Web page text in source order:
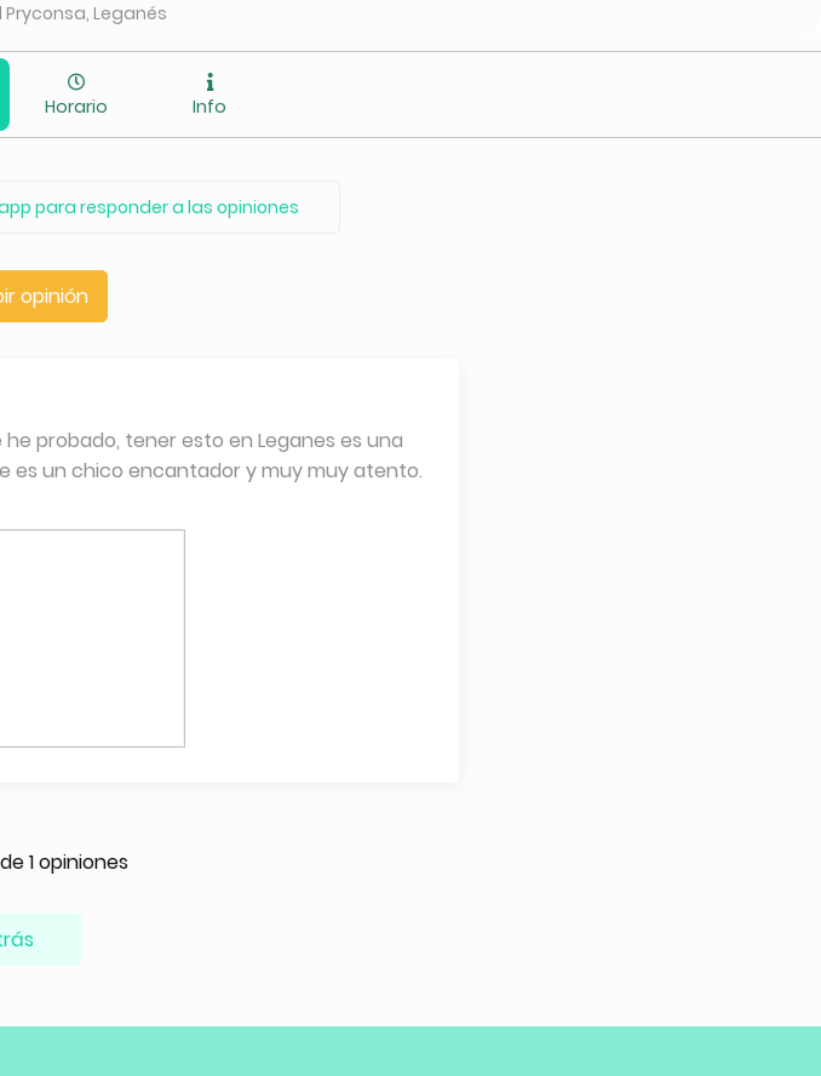
Leganés
Horario Info
para responder a las opiniones
opinión
probado, tener esto en Leganes es una
es un chico encantador y muy muy atento.
1 opiniones